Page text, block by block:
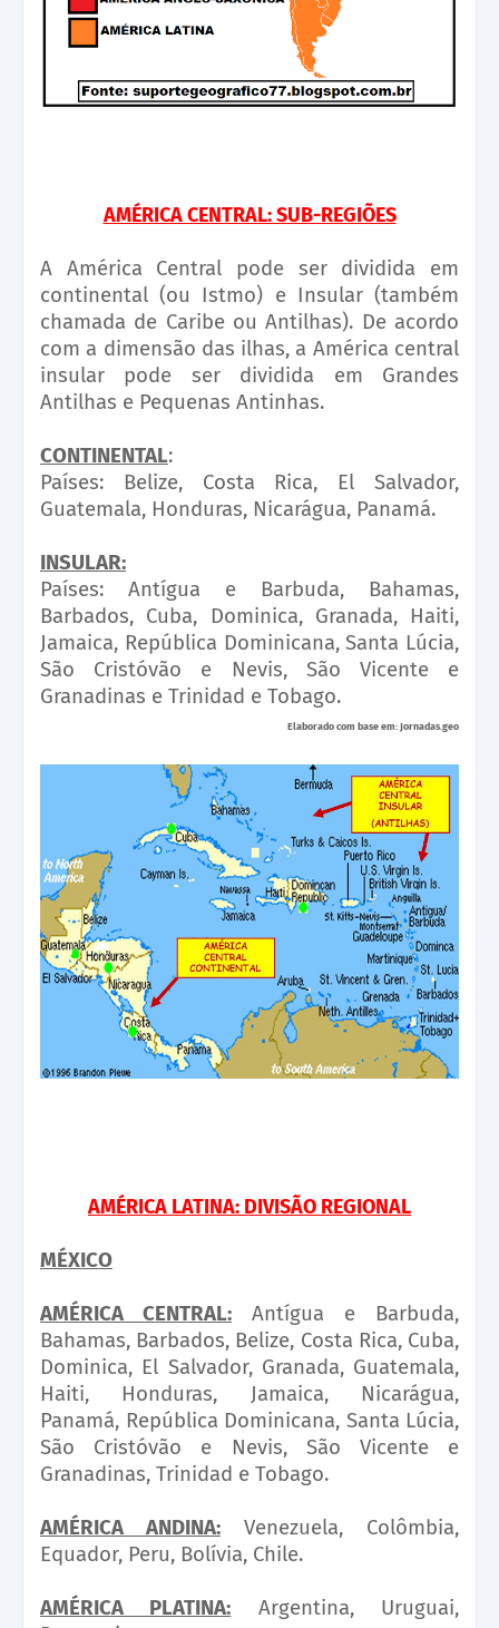
AMÉRICA CENTRAL: SUB-REGIÕES
A América Central pode ser dividida em
continental (ou Istmo) e Insular (também
chamada de Caribe ou Antilhas). De acordo
com a dimensão das ilhas, a América central
insular pode ser dividida em Grandes
Antilhas e Pequenas Antinhas.
CONTINENTAL:
Países: Belize, Costa Rica, El Salvador,
Guatemala, Honduras, Nicarágua, Panamá.
INSULAR:
Países: Antígua e Barbuda, Bahamas,
Barbados, Cuba, Dominica, Granada, Haiti,
Jamaica, República Dominicana, Santa Lúcia,
São Cristóvão e Nevis, São Vicente e
Granadinas e Trinidad e Tobago.
Elaborado com base em: Jornadas.geo
AMÉRICA LATINA: DIVISÃO REGIONAL
MÉXICO
AMÉRICA CENTRAL: Antígua e Barbuda,
Bahamas, Barbados, Belize, Costa Rica, Cuba,
Dominica, El Salvador, Granada, Guatemala,
Haiti, Honduras, Jamaica, Nicarágua,
Panamá, República Dominicana, Santa Lúcia,
São Cristóvão e Nevis, São Vicente e
Granadinas, Trinidad e Tobago.
AMÉRICA ANDINA: Venezuela, Colômbia,
Equador, Peru, Bolívia, Chile.
AMÉRICA PLATINA: Argentina, Uruguai,